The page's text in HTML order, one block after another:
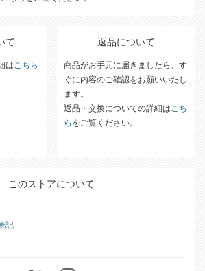
て
はこちら
返品について
商品がお手元に届きましたら、す
ぐに内容のご確認をお願いいたし
ます。
返品・交換についての詳細はこち
ら をご覧ください。
このストアについて
記